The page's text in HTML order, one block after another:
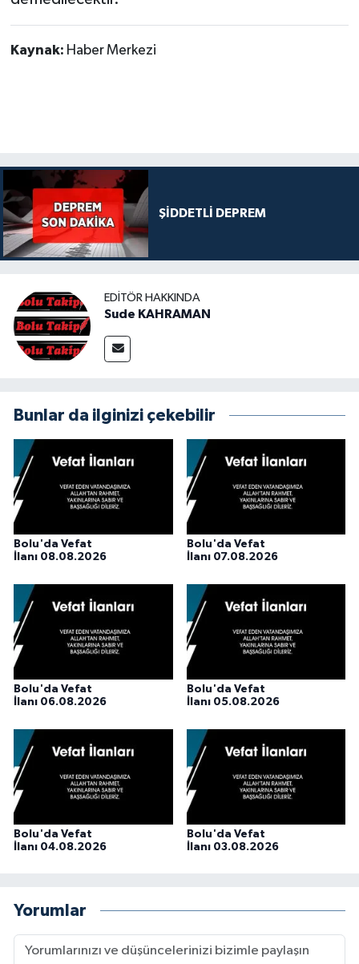
Kaynak: Haber Merkezi
ŞİDDETLİ DEPREM
EDITÖR HAKKINDA
Sude KAHRAMAN
Bunlar da ilginizi çekebilir
Bolu'da Vefat
İlanı 08.08.2026
Bolu'da Vefat
İlanı 07.08.2026
Bolu'da Vefat
İlanı 06.08.2026
Bolu'da Vefat
İlanı 05.08.2026
Bolu'da Vefat
İlanı 04.08.2026
Bolu'da Vefat
İlanı 03.08.2026
Yorumlar